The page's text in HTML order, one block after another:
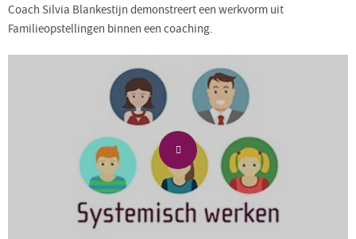
Coach Silvia Blankestijn demonstreert een werkvorm uit
Familieopstellingen binnen een coaching.